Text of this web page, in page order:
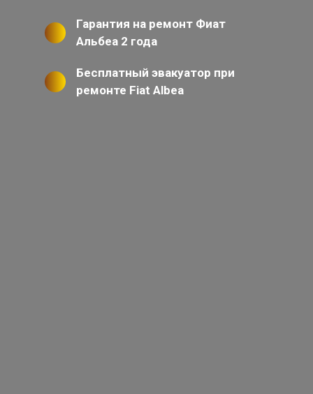
Гарантия на ремонт Фиат
Альбеа 2 года
Бесплатный эвакуатор при
ремонте Fiat Albea